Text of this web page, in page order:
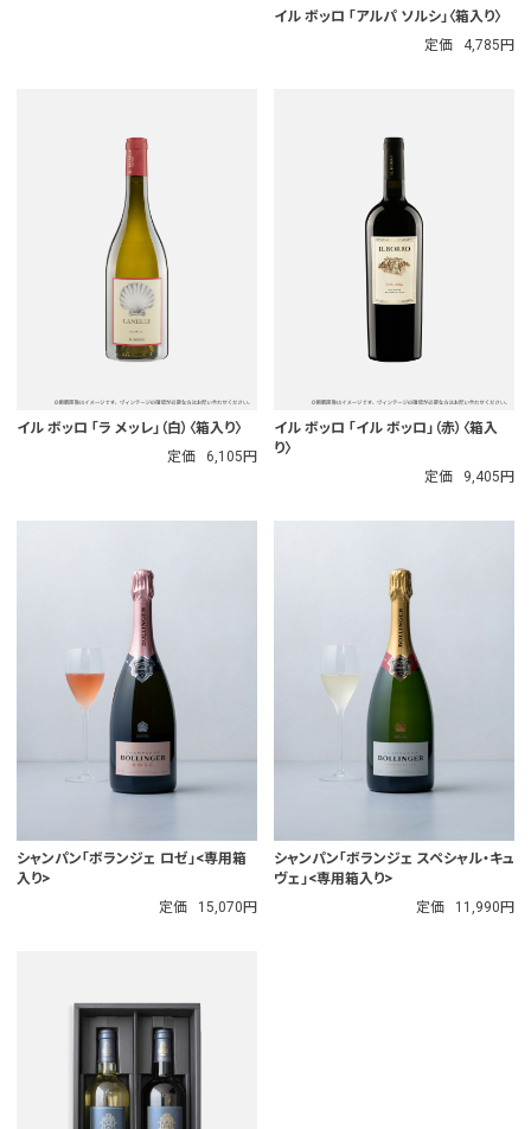
イル ボッロ 「アルパ ソルシ」〈箱入り〉
定価
4,785円
イル ボッロ 「ラ メッレ」（白）〈箱入り〉
定価
6,105円
イル ボッロ 「イル ボッロ」（赤）〈箱入
り〉
定価
9,405円
シャンパン「ボランジェ ロゼ」<専用箱
入り>
定価
15,070円
シャンパン「ボランジェ スペシャル・キュ
ヴェ」<専用箱入り>
定価
11,990円